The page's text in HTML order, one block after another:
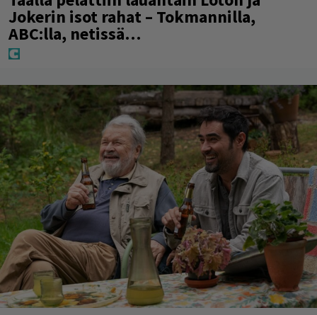
Jokerin isot rahat – Tokmannilla,
ABC:lla, netissä…